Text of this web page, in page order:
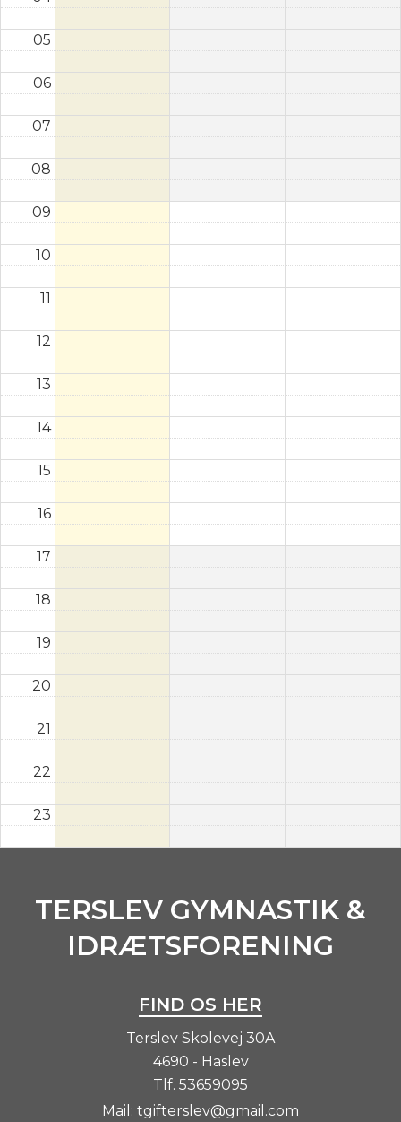
05
06
07
08
09
10
11
12
13
14
15
16
17
18
19
20
21
22
23
TERSLEV GYMNASTIK &
IDRÆTSFORENING
FIND OS HER
Terslev Skolevej 30A
4690 - Haslev
Tlf. 53659095
Mail: tgifterslev@gmail.com